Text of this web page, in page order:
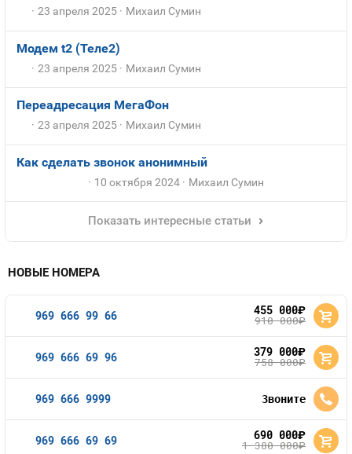
23 апреля 2025 Михаил Сумин
Модем t2 (Теле2)
23 апреля 2025 Михаил Сумин
Переадресация МегаФон
23 апреля 2025 Михаил Сумин
Как сделать звонок анонимный
10 октября 2024 Михаил Сумин
Показать интересные статьи
НОВЫЕ НОМЕРА
969 666 99 66 455 000руб.
910 000руб.
969 666 69 96 379 000руб.
758 000руб.
969 666 9999 Звоните
969 666 69 69 690 000руб.
1 380 000руб.